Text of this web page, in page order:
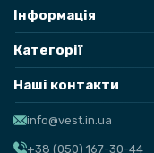
Інформація
Категорії
Наші контакти
info@vest.in.ua
+38 (050) 167-30-44